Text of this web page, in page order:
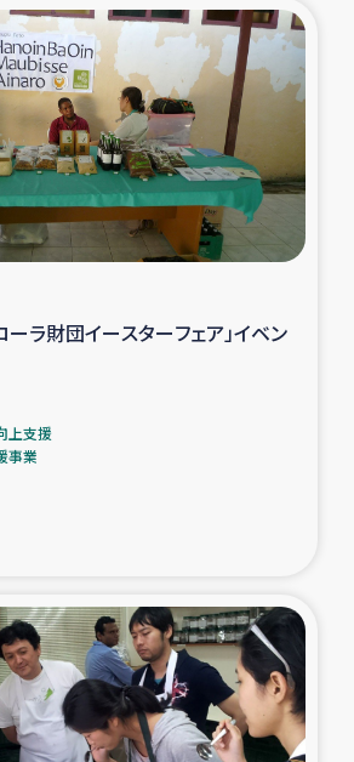
ラ財団イースターフェア」イベン
上支援
事業